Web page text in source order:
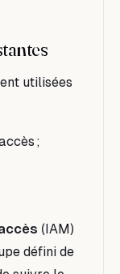
utilisées
;
(IAM)
défini de